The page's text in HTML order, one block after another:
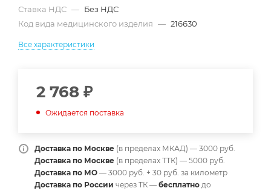
Ставка НДС — Без НДС
Код вида медицинского изделия — 216630
Все характеристики
2 768 ₽
Ожидается поставка
Доставка по Москве (в пределах МКАД) — 3000 руб.
Доставка по Москве (в пределах ТТК) — 5000 руб.
Доставка по МО — 3000 руб. + 30 руб. за километр
Доставка по России через ТК — бесплатно до